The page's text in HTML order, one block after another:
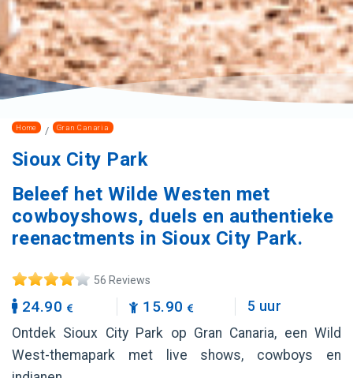
Home Gran Canaria
Sioux City Park
Beleef het Wilde Westen met
cowboyshows, duels en authentieke
reenactments in Sioux City Park.
56 Reviews
24.90 15.90
5 uur
Ontdek Sioux City Park op Gran Canaria, een Wild
West-themapark met live shows, cowboys en